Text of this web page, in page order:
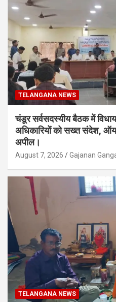
TELANGANA NEWS
चंडूर सर्वसदस्यीय बैठक में
अधिकारियों को सख्त संदेश,
अपील।
August 7, 2026 Gajanan
TELANGANA NEWS